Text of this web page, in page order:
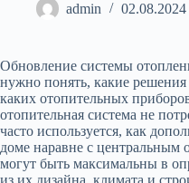
admin 02.08.2024
Обновление системы
нужно понять, какие
каких отопительных
отопительная система не
часто используется, как
доме наравне с центральным
могут быть максимальны в
из их дизайна, климата и